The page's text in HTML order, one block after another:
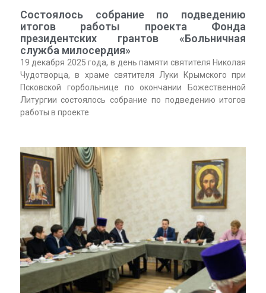
Состоялось собрание по подведению
итогов работы проекта Фонда
президентских грантов «Больничная
служба милосердия»
19 декабря 2025 года, в день памяти святителя Николая
Чудотворца, в храме святителя Луки Крымского при
Псковской горбольнице по окончании Божественной
Литургии состоялось собрание по подведению итогов
работы в проекте